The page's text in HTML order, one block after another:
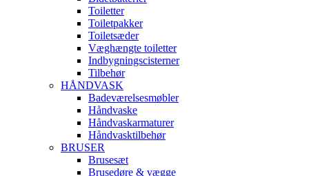
Toiletter
Toiletpakker
Toiletsæder
Væghængte toiletter
Indbygningscisterner
Tilbehør
HÅNDVASK
Badeværelsesmøbler
Håndvaske
Håndvaskarmaturer
Håndvasktilbehør
BRUSER
Brusesæt
Brusedøre & vægge